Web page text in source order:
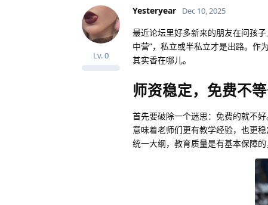
Yesteryear
Lv.0
Dec 10, 2025
最近论坛里好多新来的朋友在问孩
中营”，私立或半私立才是出路。作
其实香在哪儿。
师资稳定，免费不
首先要破除一个迷思：免费的就不
意味着老师们更有教学经验，也更
统一大纲，教育质量是有基本保障的